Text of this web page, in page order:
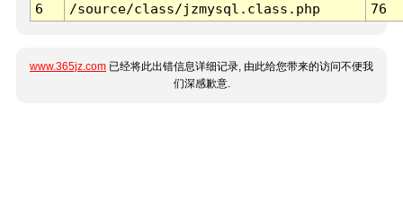
6
/source/class/jzmysql.class.php 76
www.365jz.com 已经将此出错信息详细记录, 由此给您带来的访问不便我
们深感歉意.